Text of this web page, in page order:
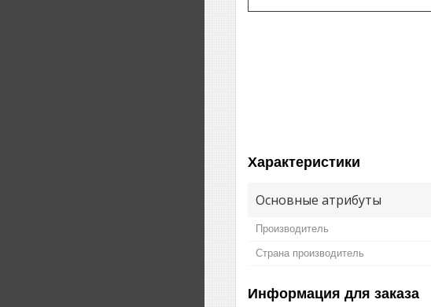
Характеристики
Основные атрибуты
Производитель
Страна производитель
Информация для заказа